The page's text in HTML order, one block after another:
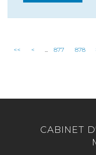
<< < ... 877 878
CABINET